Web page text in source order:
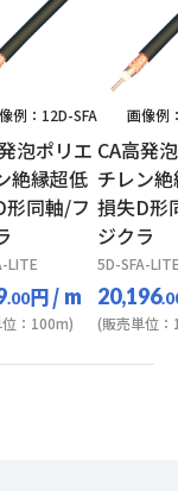
例：12D-SFA
泡ポリエ
絶縁超低
形同軸/フ
LITE
.00円/ m
：100m)
画像例
CA高発
チレン
損失D形
ジクラ
5D-SFA-
20,196
(販売単位：